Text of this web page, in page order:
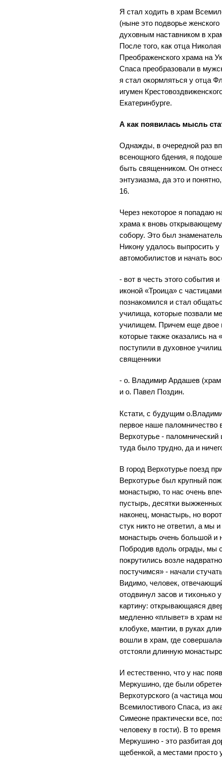
Я стал ходить в храм
(ныне это подворье
духовным наставником в
После того, как отца
Преображенского храма на
Спаса преобразовали в
я стал окормляться у отца
игумен
Екатеринбурге.
А как появилась мысль
Однажды, в очередной раз
всенощного бдения, я
быть священником. Он
энтузиазма, да это и
16.
Через некоторое я попадаю
храма к вновь
собору. Это был
Никону удалось выпросить
автомобилистов и начать
- вот в честь этого события
иконой «Троица» с
познакомился и стал
училища, которые позвали
училищем. Причем еще двое
которые также оказались на
поступили в духовное
священники
- о. Владимир Ардашев
и о. Павел Поздин.
Кстати, с будущим
первое наше паломничество
Верхотурье - паломнический
туда было трудно, да и
В город Верхотурье поезд
Верхотурье был крупный
монастырю, то нас очень
пустырь, десятки
наконец, монастырь, но
стук никто не ответил, а мы
монастырь очень большой и
Побродив вдоль ограды, мы
покрутились возле
постучимся» - начали
Видимо, человек,
отодвинул засов и
картину: открывающаяся
медленно «плывет» в храм
клобуке, мантии, в руках
вошли в храм, где
отстояли длинную
И естественно, что у нас
Меркушино, где были
Верхотурского (а частица
Всемилостивого Спаса, из
Симеоне практически все,
человеку в гости). В то
Меркушино - это разбитая
щебенкой, а местами просто